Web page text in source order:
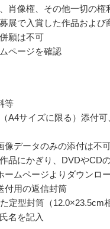
肖像権、その他一切の権
展で入賞した作品および
願は不可
ページを確認
等
A4サイズに限る）添付
データのみの添付は不
品にかぎり、DVDやCD
ムページよりダウンロー
付用の返信封筒
定型封筒（12.0×23.5cm
名を記入